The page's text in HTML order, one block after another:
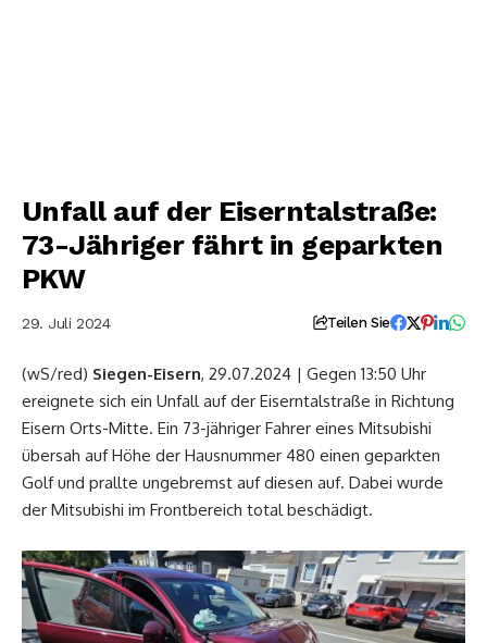
Unfall auf der Eiserntalstraße:
73-Jähriger fährt in geparkten
PKW
29. Juli 2024 Teilen Sie
(wS/red) Siegen-Eisern, 29.07.2024 | Gegen 13:50 Uhr
ereignete sich ein Unfall auf der Eiserntalstraße in Richtung
Eisern Orts-Mitte. Ein 73-jähriger Fahrer eines Mitsubishi
übersah auf Höhe der Hausnummer 480 einen geparkten
Golf und prallte ungebremst auf diesen auf. Dabei wurde
der Mitsubishi im Frontbereich total beschädigt.